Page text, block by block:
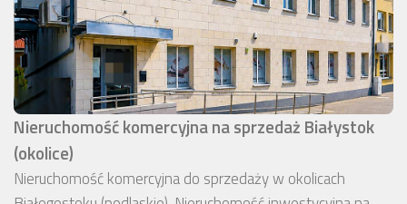
Nieruchomość komercyjna na sprzedaż Białystok
(okolice)
Nieruchomość komercyjna do sprzedaży w okolicach